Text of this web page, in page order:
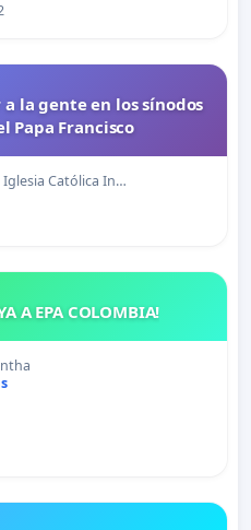
la gente en los sínodos
Papa Francisco
Iglesia Católica In…
A EPA COLOMBIA!